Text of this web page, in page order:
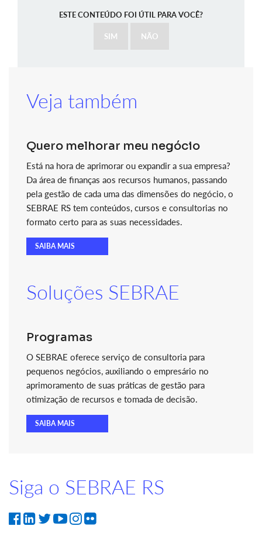
ESTE CONTEÚDO FOI ÚTIL PARA VOCÊ?
SIM NÃO
Veja também
Quero melhorar meu negócio
Está na hora de aprimorar ou expandir a sua empresa?
Da área de finanças aos recursos humanos, passando
pela gestão de cada uma das dimensões do negócio, o
SEBRAE RS tem conteúdos, cursos e consultorias no
formato certo para as suas necessidades.
SAIBA MAIS
Soluções SEBRAE
Programas
O SEBRAE oferece serviço de consultoria para
pequenos negócios, auxiliando o empresário no
aprimoramento de suas práticas de gestão para
otimização de recursos e tomada de decisão.
SAIBA MAIS
Siga o SEBRAE RS